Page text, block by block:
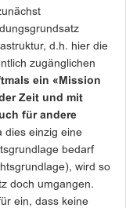
d.h. hier die
zugänglichen
ein «Mission
Zeit und mit
für andere
dies einzig eine
bedarf
wird so
doch umgangen.
ein, dass keine